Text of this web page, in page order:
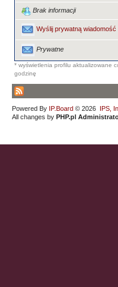
Brak informacji
Wyślij prywatną wiadomość
Prywatne
* wyświetlenia profilu aktualizowane
godzinę
Powered By IP.Board © 2026 IPS,
All changes by PHP.pl